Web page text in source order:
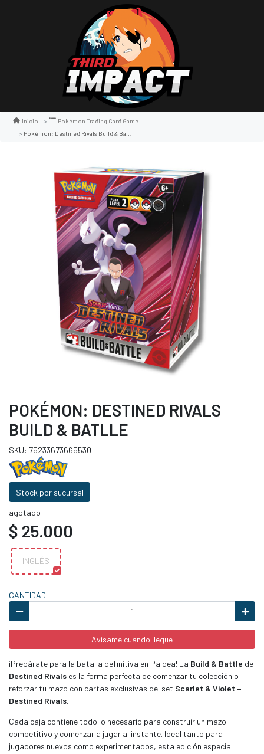
Inicio
Pokémon Trading Card Game
Pokémon: Destined Rivals Build & Batlle
POKÉMON: DESTINED RIVALS
BUILD & BATLLE
SKU: 75233673665530
Stock por sucursal
agotado
$ 25.000
INGLÉS
CANTIDAD
Avísame cuando llegue
¡Prepárate para la batalla definitiva en Paldea! La Build & Battle de
Destined Rivals es la forma perfecta de comenzar tu colección o
reforzar tu mazo con cartas exclusivas del set Scarlet & Violet –
Destined Rivals.
Cada caja contiene todo lo necesario para construir un mazo
competitivo y comenzar a jugar al instante. Ideal tanto para
jugadores nuevos como experimentados, esta edición especial